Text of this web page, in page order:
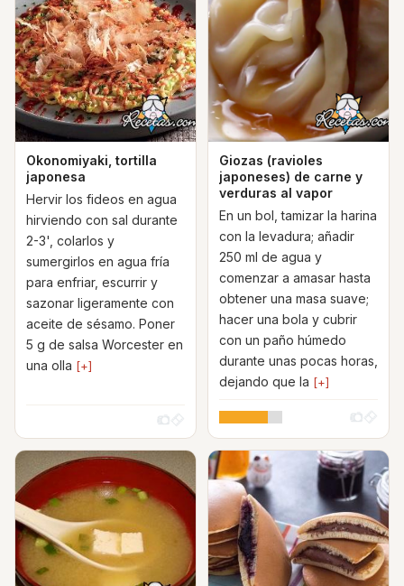
Okonomiyaki, tortilla
japonesa
Hervir los fideos en agua
hirviendo con sal durante
2-3', colarlos y
sumergirlos en agua fría
para enfriar, escurrir y
sazonar ligeramente con
aceite de sésamo. Poner
5 g de salsa Worcester en
una olla [+]
Giozas (ravioles
japoneses) de carne y
verduras al vapor
En un bol, tamizar la harina
con la levadura; añadir
250 ml de agua y
comenzar a amasar hasta
obtener una masa suave;
hacer una bola y cubrir
con un paño húmedo
durante unas pocas horas,
dejando que la [+]